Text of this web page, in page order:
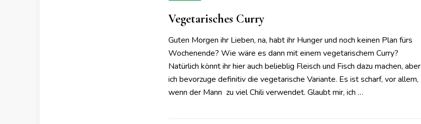
Vegetarisches Curry
Guten Morgen ihr Lieben, na, habt ihr Hunger und noch keinen Plan fürs
Wochenende? Wie wäre es dann mit einem vegetarischem Curry?
Natürlich könnt ihr hier auch belieblig Fleisch und Fisch dazu machen, aber
ich bevorzuge definitiv die vegetarische Variante. Es ist scharf, vor allem,
wenn der Mann zu viel Chili verwendet. Glaubt mir, ich …